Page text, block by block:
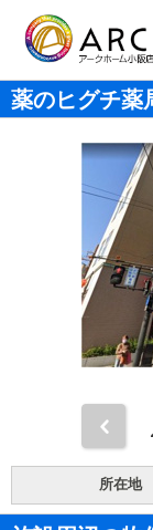
薬のヒグチ薬
所在地